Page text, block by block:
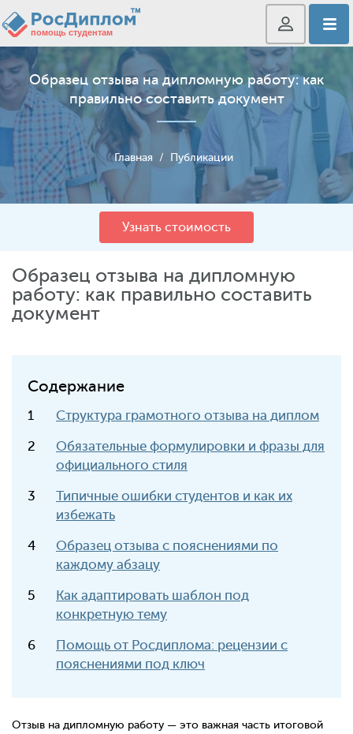
Образец отзыва на дипломную работу: как
правильно составить документ
Главная / Публикации
Узнать стоимость
Образец отзыва на дипломную
работу: как правильно составить
документ
Содержание
Структура грамотного отзыва на диплом
Обязательные формулировки и фразы для
официального стиля
Типичные ошибки студентов и как их
избежать
Образец отзыва с пояснениями по
каждому абзацу
Как адаптировать шаблон под
конкретную тему
Помощь от Росдиплома: рецензии с
пояснениями под ключ
Отзыв на дипломную работу — это важная часть итоговой